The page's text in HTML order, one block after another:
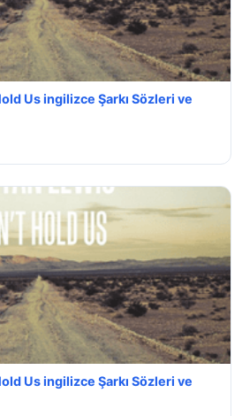
Us ingilizce Şarkı Sözleri ve
Us ingilizce Şarkı Sözleri ve